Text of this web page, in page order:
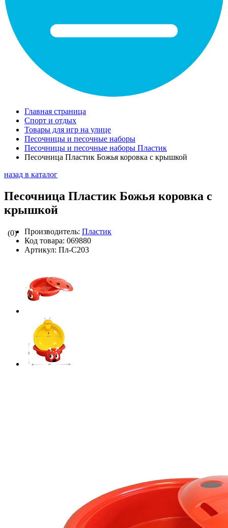
Главная страница
Спорт и отдых
Товары для игр на улице
Песочницы и песочные наборы
Песочницы и песочные наборы Пластик
Песочница Пластик Божья коровка с крышкой
назад в каталог
Песочница Пластик Божья коровка с
крышкой
(0) Производитель: Пластик
Код товара: 069880
Артикул: Пл-С203